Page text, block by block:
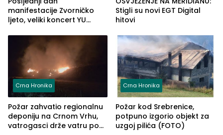
manifestacije Zvorničko
ljeto, veliki koncert YU
ove godine
Stigli su novi EGT Digital
hitovi
Crna Hronika
Požar zahvatio regionalnu
deponiju na Crnom Vrhu,
vatrogasci drže vatru pod
Crna Hronika
Požar kod Srebrenice,
potpuno izgorio objekt za
uzgoj pilića (FOTO)